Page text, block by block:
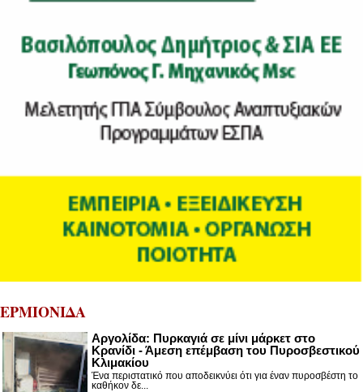
ΕΡΜΙΟΝΙΔΑ
Αργολίδα: Πυρκαγιά σε μίνι μάρκετ στο
Κρανίδι - Άμεση επέμβαση του Πυροσβεστικού
Κλιμακίου
Ένα περιστατικό που αποδεικνύει ότι για έναν πυροσβέστη το
καθήκον δε...